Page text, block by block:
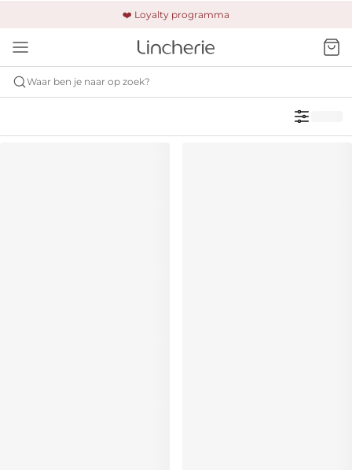
❤️ Loyalty programma
🚚 Gratis verzending & retour
🔒 Altijd veilig betalen
Waar ben je naar op zoek?